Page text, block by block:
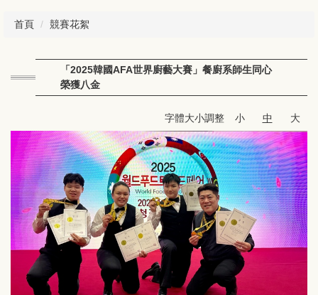
首頁 競賽花絮
「2025韓國AFA世界廚藝大賽」餐廚系師生同心
榮獲八金
字體大小調整 小 中 大